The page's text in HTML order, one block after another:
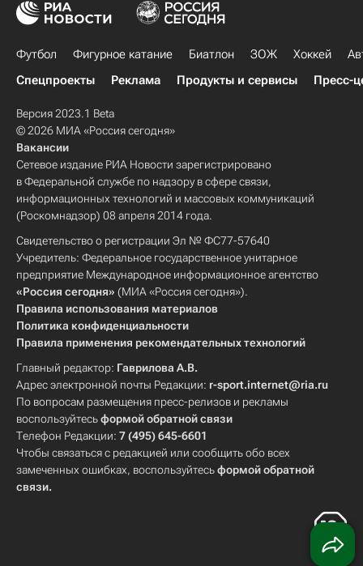
Футбол Фигурное катание Биатлон ЗОЖ Хоккей
Спецпроекты
Реклама Продукты и сервисы Пресс-
Версия 2023.1 Beta
© 2026 МИА «Россия сегодня»
Вакансии
Сетевое издание РИА Новости зарегистрировано
в Федеральной службе по надзору в сфере связи,
информационных технологий и массовых коммуникаций
(Роскомнадзор) 08 апреля 2014 года.
Свидетельство о регистрации Эл № ФС77-57640
Учредитель: Федеральное государственное унитарное
предприятие Международное информационное агентство
«Россия сегодня» (МИА «Россия сегодня»).
Правила использования материалов
Политика конфиденциальности
Правила применения рекомендательных технологий
Главный редактор: Гаврилова А.В.
Адрес электронной почты Редакции: r-sport.internet@ria.ru
По вопросам размещения пресс-релизов и рекламы
воспользуйтесьформой обратной связи
Телефон Редакции: 7 (495) 645-6601
Чтобы связаться с редакцией или сообщить обо всех
замеченных ошибках, воспользуйтесьформой обратной
связи.